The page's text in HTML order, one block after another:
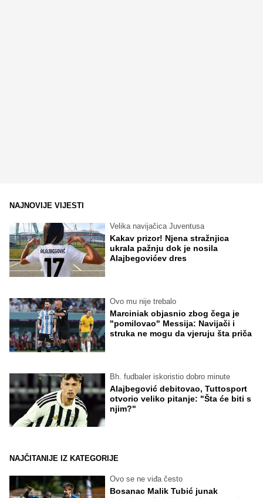
NAJNOVIJE VIJESTI
Velika navijačica Juventusa
Kakav prizor! Njena stražnjica
ukrala pažnju dok je nosila
Alajbegovićev dres
Ovo mu nije trebalo
Marciniak objasnio zbog čega je
"pomilovao" Messija: Navijači i
struka ne mogu da vjeruju šta priča
Bh. fudbaler iskoristio dobro minute
Alajbegović debitovao, Tuttosport
otvorio veliko pitanje: "Šta će biti s
njim?"
NAJČITANIJE IZ KATEGORIJE
Ovo se ne viđa često
Bosanac Malik Tubić junak